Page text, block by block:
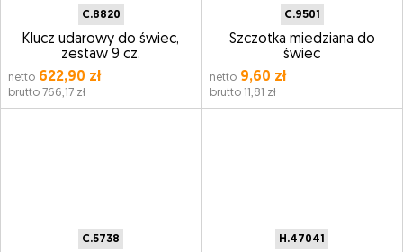
C.8820
Klucz udarowy do świec,
zestaw 9 cz.
netto 622,90 zł
brutto 766,17 zł
C.9501
Szczotka miedziana do
świec
netto9,60 zł
brutto 11,81 zł
C.5738 H.47041